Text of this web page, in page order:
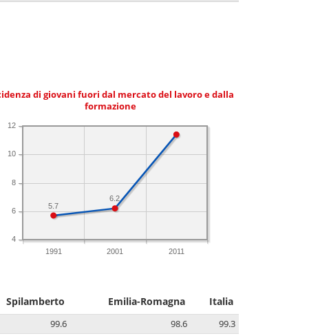
di giovani fuori dal mercato del lavoro e dalla
formazione
1991 2001 2011
4
6
8
10
12
6.2
5.7
Spilamberto Emilia-Romagna Italia
99.6 98.6
99.3